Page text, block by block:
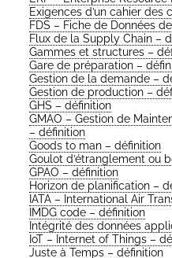
Exi­gences d’un cahier des
FDS – Fiche de Don­nées
Flux de la Sup­ply Chain –
Gammes et struc­tures –
Gare de pré­pa­ra­tion –
Ges­tion de la demande –
Ges­tion de pro­duc­tion –
GHS – définition
GMAO – Ges­tion de
– définition
Goods to man – définition
Gou­lot d’étranglement ou
GPAO – définition
Hori­zon de pla­ni­fi­ca­tion –
IATA – Inter­na­tio­nal Air
IMDG code – définition
Inté­gri­té des don­nées
IoT – Inter­net of Things –
Juste à Temps – définition